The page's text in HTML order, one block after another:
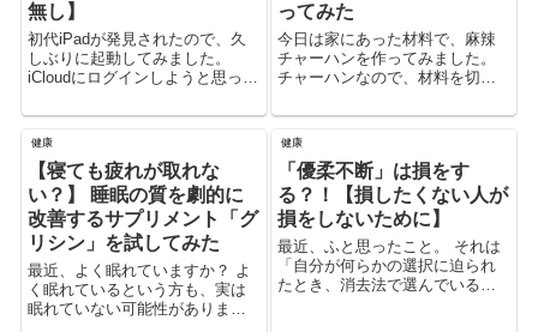
無し】
初代iPadが発見されたので、久
しぶりに起動してみました。
iCloudにログインしようと思った
められて困りました。 2段階認証
を設定しているiCloudアカウント
で、古いApple端末でログインし
ようとすると出...
ってみた
今日は家にあった材料で、麻辣
チャーハンを作ってみました。
チャーハンなので、材料を切っ
美味しくできると思います。
健康
【寝ても疲れが取れな
い？】 睡眠の質を劇的に
改善するサプリメント「グ
リシン」を試してみた
最近、よく眠れていますか？ よ
く眠れているという方も、実は
眠れていない可能性がありま
健康
「優柔不断」は損をす
る？！【損したくない人が
損をしないために】
最近、ふと思ったこと。 それは
「自分が何らかの選択に迫られ
たとき、消去法で選んでいるこ